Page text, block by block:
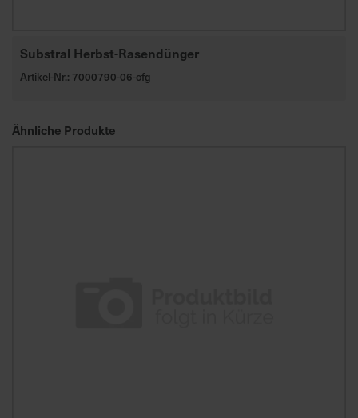
Substral Herbst-Rasendünger
Artikel-Nr.: 7000790-06-cfg
Ähnliche Produkte